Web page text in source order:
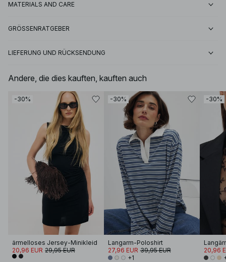
MATERIALS AND CARE
GRÖSSENRATGEBER
LIEFERUNG UND RÜCKSENDUNG
Andere, die dies kauften, kauften auch
-30%
ärmelloses Jersey-Minikleid
20,96 EUR 29,95 EUR
-30%
Langarm-Poloshirt
27,96 EUR 39,95 EUR
+1
-30%
20,96